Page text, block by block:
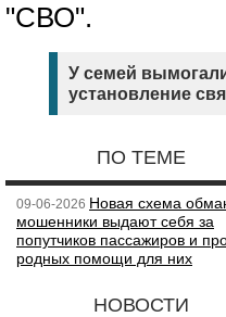
"СВО".
У семей
установление
ПО ТЕМЕ
09-06-2026 Новая схема
мошенники выдают себя за
попутчиков пассажиров и
родных помощи для них
НОВОСТИ